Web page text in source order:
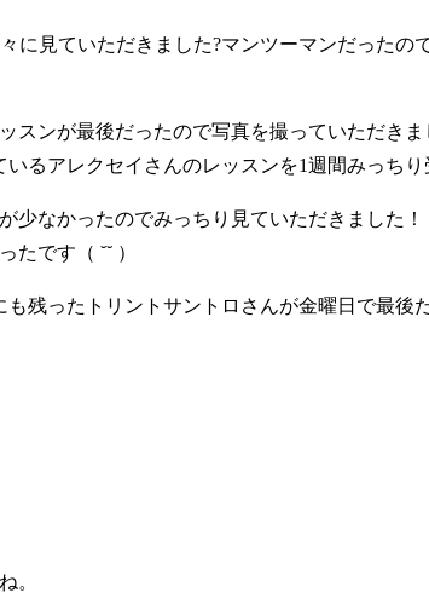
に見ていただきました?マンツーマンだったの
スンが最後だったので写真を撮っていただきま
るアレクセイさんのレッスンを1週間みっち
少なかったのでみっちり見ていただきました！
です（ ˘˘ ）
残ったトリントサントロさんが金曜日で最後
。